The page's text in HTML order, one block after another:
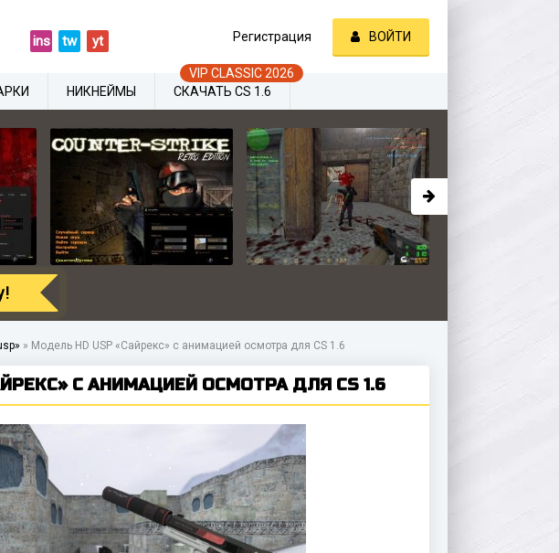
» Модель HD USP «Сайрекс» с анимацией осмотра для CS 1.6
С АНИМАЦИЕЙ ОСМОТРА ДЛЯ CS 1.6
ins tw yt Регистрация ВОЙТИ
НИКНЕЙМЫ СКАЧАТЬ CS 1.6